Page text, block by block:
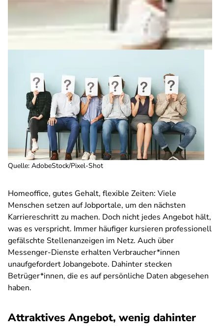
Quelle: AdobeStock/Pixel-Shot
Homeoffice, gutes Gehalt, flexible Zeiten: Viele
Menschen setzen auf Jobportale, um den nächsten
Karriereschritt zu machen. Doch nicht jedes Angebot hält,
was es verspricht. Immer häufiger kursieren professionell
gefälschte Stellenanzeigen im Netz. Auch über
Messenger-Dienste erhalten Verbraucher*innen
unaufgefordert Jobangebote. Dahinter stecken
Betrüger*innen, die es auf persönliche Daten abgesehen
haben.
Attraktives Angebot, wenig dahinter